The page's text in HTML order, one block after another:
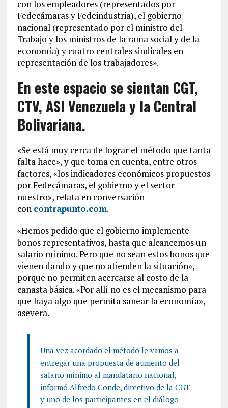
con los empleadores (representados por
Fedecámaras y Fedeindustria), el gobierno
nacional (representado por el ministro del
Trabajo y los ministros de la rama social y de la
economía) y cuatro centrales sindicales en
representación de los trabajadores».
En este espacio se sientan CGT,
CTV, ASI Venezuela y la Central
Bolivariana.
«Se está muy cerca de lograr el método que tanta
falta hace», y que toma en cuenta, entre otros
factores, «los indicadores económicos propuestos
por Fedecámaras, el gobierno y el sector
nuestro», relata en conversación
con contrapunto.com.
«Hemos pedido que el gobierno implemente
bonos representativos, hasta que alcancemos un
salario mínimo. Pero que no sean estos bonos que
vienen dando y que no atienden la situación»,
porque no permiten acercarse al costo de la
canasta básica. «Por allí no es el mecanismo para
que haya algo que permita sanear la economía»,
asevera.
Una vez acordado el método le vamos a
entregar una propuesta de aumento del
salario mínimo al mandatario nacional,
informó Alfredo Conde, directivo de la CGT
y uno de los participantes en el diálogo